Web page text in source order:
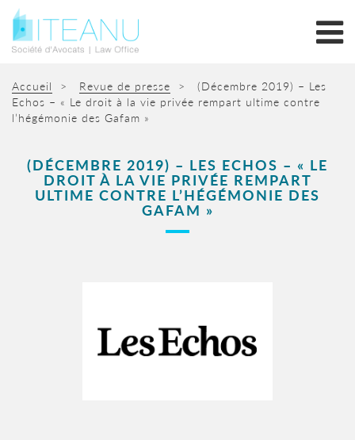
Accueil > Revue de presse > (Décembre 2019) – Les
Echos – « Le droit à la vie privée rempart ultime contre
l’hégémonie des Gafam »
(DÉCEMBRE 2019) – LES ECHOS – « LE
DROIT À LA VIE PRIVÉE REMPART
ULTIME CONTRE L’HÉGÉMONIE DES
GAFAM »